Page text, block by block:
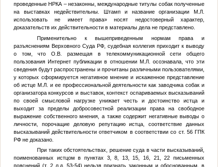
проведенные НРКА – незаконны, международные титулы собак полученные
на выставках недействительны. Штамп и название организацииМ.Л.
использовать не имеет права» носят недостоверный характер,
доказательств их действительности в материалы дела не представлено.
Применительно к вышеприведенным нормам права и
разъяснениям Верховного Суда РФ, судебная коллегия приходит к выводу
о том, чтоО.В.
размещая в телекоммуникационной сети общего
пользования Интернет публикации в отношении М.Л.
осознавала, что эти
сведения будут распространены и прочитаны различными пользователями,
у которых сформируется негативное мнение и искаженное представление
об истце М.Л. и ее профессиональной деятельности как заводчика собак и
организатора конкурсов и выставок, контекст оспариваемых высказываний
по своей смысловой нагрузке унижает честь и достоинство истца и
выходит за пределы добросовестной реализации права на свободное
выражение собственного мнения, а также содержит негативные выводы о
личности, порочащие деловую репутацию истца, соответствие данных
высказываний действительности ответчиком в соответствии со ст. 56 ГПК
РФ не доказано.
При таких обстоятельствах, решение суда в части высказываний,
поименованных истцом в пунктах 3, 8, 13, 15, 16, 21, 22 письменных
пояснений (т. 2 л.д. 53-54) нельзя признать законным и обоснованным, в